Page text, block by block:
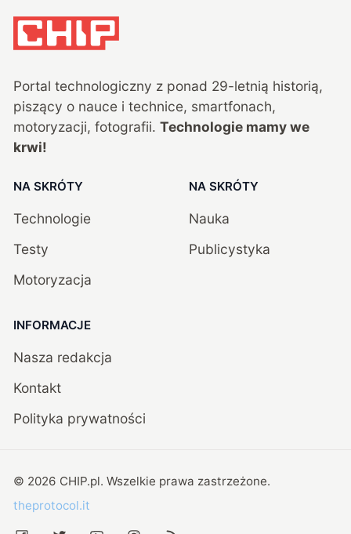
Portal technologiczny z ponad 29-letnią historią,
piszący o nauce i technice, smartfonach,
motoryzacji, fotografii. Technologie mamy we
krwi!
NA SKRÓTY
Technologie
Testy
Motoryzacja
NA SKRÓTY
Nauka
Publicystyka
INFORMACJE
Nasza redakcja
Kontakt
Polityka prywatności
© 2026 CHIP.pl. Wszelkie prawa zastrzeżone.
theprotocol.it